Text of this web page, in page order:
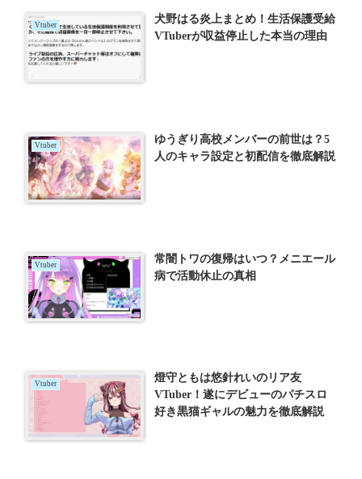
Vtuber
犬野はる炎上まとめ！生活保護受給
VTuberが収益停止した本当の理由
Vtuber
ゆうぎり高校メンバーの前世は？5
人のキャラ設定と初配信を徹底解説
Vtuber
常闇トワの復帰はいつ？メニエール
病で活動休止の真相
Vtuber
燈守ともは悠針れいのリア友
VTuber！遂にデビューのパチスロ
好き黒猫ギャルの魅力を徹底解説